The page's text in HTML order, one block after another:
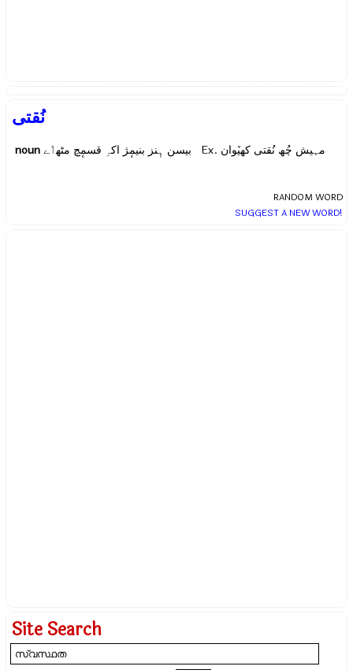
نُقتی
noun بیسن ہٕنز بنیمٕژ اکہِ قسمٕچ مٹھٲے Ex. مہیش چُھ نُقتی کھیٚوان
RANDOM WORD
SUGGEST A NEW WORD!
Site Search